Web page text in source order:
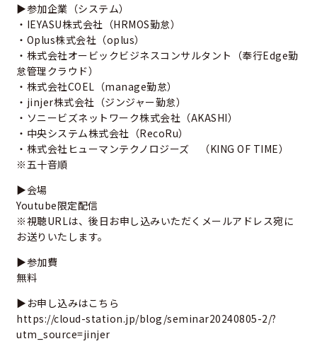
▶参加企業（システム）
・IEYASU株式会社（HRMOS勤怠）
・Oplus株式会社（oplus）
・株式会社オービックビジネスコンサルタント（奉行Edge勤
怠管理クラウド）
・株式会社COEL（manage勤怠）
・jinjer株式会社（ジンジャー勤怠）
・ソニービズネットワーク株式会社（AKASHI）
・中央システム株式会社（RecoRu）
・株式会社ヒューマンテクノロジーズ （KING OF TIME）
※五十音順
▶会場
Youtube限定配信
※視聴URLは、後日お申し込みいただくメールアドレス宛に
お送りいたします。
▶参加費
無料
▶お申し込みはこちら
https://cloud-station.jp/blog/seminar20240805-2/?
utm_source=jinjer